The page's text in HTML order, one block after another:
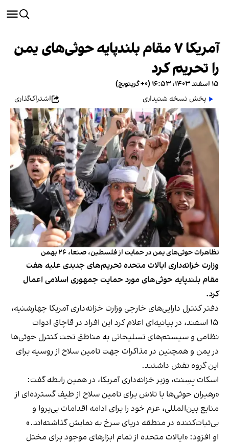
آمریکا ۷ مقام بلندپایه حوثی‌های یمن
را تحریم کرد
۱۵ اسفند ۱۴۰۳، ۱۶:۵۳ (‎+۰ گرینویچ)
پخش نسخه شنیداری
اشتراک‌گذاری
تظاهرات حوثی‌های یمن در حمایت از فلسطین، صنعا، ۲۶ بهمن
وزارت خزانه‌داری ایالات متحده تحریم‌های جدیدی علیه هفت
مقام بلندپایه حوثی‌های مورد حمایت جمهوری اسلامی اعمال
کرد.
دفتر کنترل دارایی‌های خارجی وزارت خزانه‌داری آمریکا چهارشنبه،
۱۵ اسفند، در بیانیه‌ای اعلام کرد این افراد در قاچاق ادوات
نظامی و سیستم‌های تسلیحاتی به مناطق تحت کنترل حوثی‌ها
در یمن و همچنین در مذاکرات جهت تامین سلاح از روسیه برای
این گروه نقش داشتند.
اسکات بِسِنت، وزیر خزانه‌داری آمریکا، در همین رابطه گفت:
«رهبران حوثی‌ها با تلاش برای تامین سلاح از طیف گسترده‌ای از
منابع بین‌المللی، عزم خود را برای ادامه اقدامات بی‌پروا و
بی‌ثبات‌کننده در منطقه دریای سرخ به نمایش گذاشته‌اند.»
او افزود: «ایالات متحده از تمام ابزارهای موجود برای مختل